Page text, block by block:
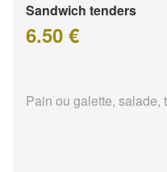
Sandwich tenders
6.50 €
Pain ou galette, salade,